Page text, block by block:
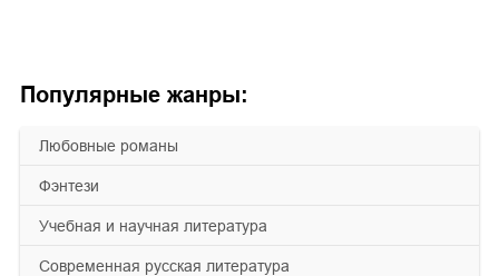
Популярные жанры:
любовные романы
фэнтези
учебная и научная литература
современная русская литература